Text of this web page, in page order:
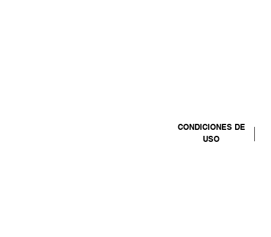
CONDICIONES DE
USO